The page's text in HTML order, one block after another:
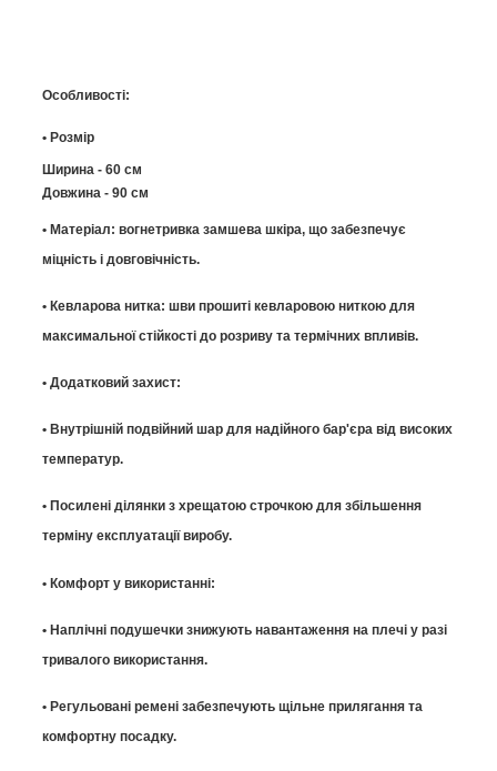
Особливості:
• Розмір
Ширина - 60 см
Довжина - 90 см
• Матеріал: вогнетривка замшева шкіра, що забезпечує
міцність і довговічність.
• Кевларова нитка: шви прошиті кевларовою ниткою для
максимальної стійкості до розриву та термічних впливів.
• Додатковий захист:
• Внутрішній подвійний шар для надійного бар'єра від високих
температур.
• Посилені ділянки з хрещатою строчкою для збільшення
терміну експлуатації виробу.
• Комфорт у використанні:
• Наплічні подушечки знижують навантаження на плечі у разі
тривалого використання.
• Регульовані ремені забезпечують щільне прилягання та
комфортну посадку.